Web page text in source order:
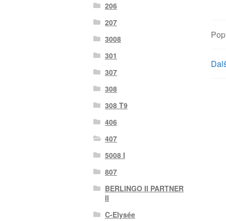
206
207
3008
301
307
308
308 T9
406
407
5008 I
807
BERLINGO II PARTNER
II
C-Elysée